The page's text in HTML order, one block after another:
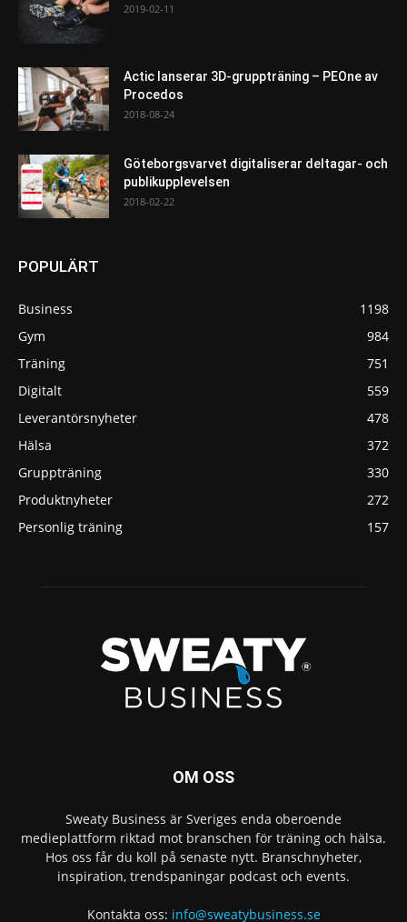
2019-02-11
Actic lanserar 3D-gruppträning – PEOne av
Procedos
2018-08-24
Göteborgsvarvet digitaliserar deltagar- och
publikupplevelsen
2018-02-22
POPULÄRT
Business
1198
Gym
984
Träning
751
Digitalt
559
Leverantörsnyheter
478
Hälsa
372
Gruppträning
330
Produktnyheter
272
Personlig träning
157
OM OSS
Sweaty Business är Sveriges enda oberoende
medieplattform riktad mot branschen för träning och hälsa.
Hos oss får du koll på senaste nytt. Branschnyheter,
inspiration, trendspaningar podcast och events.
Kontakta oss: info@sweatybusiness.se